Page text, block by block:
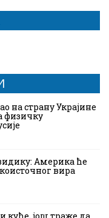
на страну Украјине
физичку
Америка ће
вира